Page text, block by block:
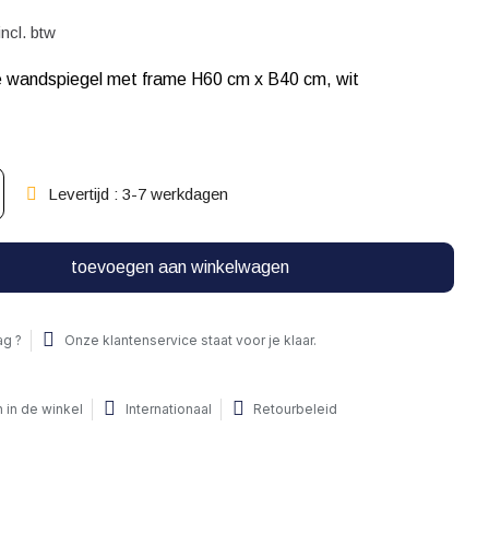
btw
wandspiegel met frame H60 cm x B40 cm, wit
Levertijd : 3-7 werkdagen
toevoegen aan winkelwagen
? Onze klantenservice staat voor je klaar.
in de winkel Internationaal Retourbeleid